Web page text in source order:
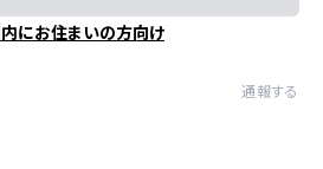
にお住まいの方向け
通報する